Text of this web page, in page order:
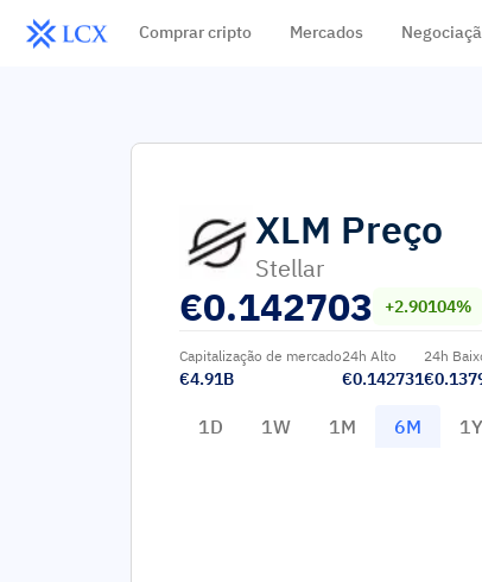
Comprar cripto Mercados
XLM Preço
Stellar
€0.142703 +2.90104%
Capitalização de mercado
€4.91B
24h Alto
€0.142731
24h
1D 1W 1M 6M 1Y